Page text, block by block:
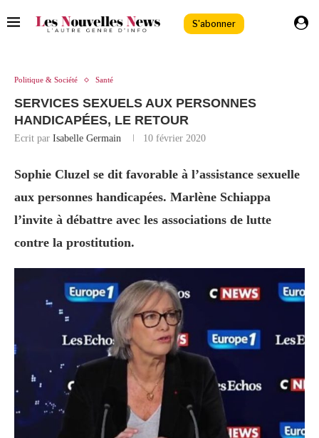
S'abonner
Politique & Société Santé
SERVICES SEXUELS AUX PERSONNES
HANDICAPÉES, LE RETOUR
Ecrit par Isabelle Germain 10 février 2020
Sophie Cluzel se dit favorable à l’assistance sexuelle
aux personnes handicapées. Marlène Schiappa
l’invite à débattre avec les associations de lutte
contre la prostitution.